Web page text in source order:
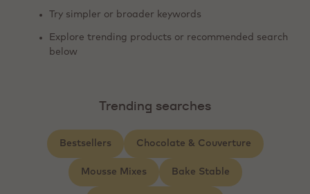
Try simpler or broader keywords
Explore trending products or recommended search
below
Trending searches
Bestsellers Chocolate & Couverture
Mousse Mixes Bake Stable